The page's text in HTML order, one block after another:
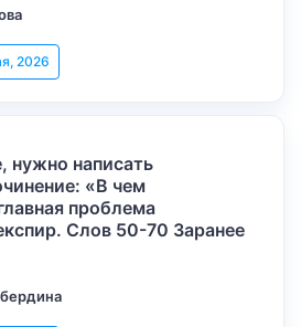
2026
нужно написать
«В чем
проблема
Слов 50-70 Заранее